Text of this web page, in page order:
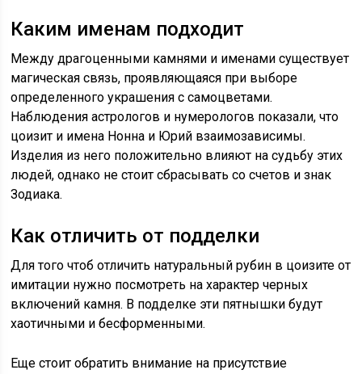
Каким именам подходит
Между драгоценными камнями и именами существует
магическая связь, проявляющаяся при выборе
определенного украшения с самоцветами.
Наблюдения астрологов и нумерологов показали, что
цоизит и имена Нонна и Юрий взаимозависимы.
Изделия из него положительно влияют на судьбу этих
людей, однако не стоит сбрасывать со счетов и знак
Зодиака.
Как отличить от подделки
Для того чтоб отличить натуральный рубин в цоизите от
имитации нужно посмотреть на характер черных
включений камня. В подделке эти пятнышки будут
хаотичными и бесформенными.
Еще стоит обратить внимание на присутствие